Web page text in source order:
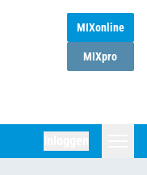
MIXonline
MIXpro